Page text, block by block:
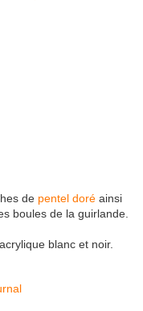
de pentel doré ainsi
boules de la guirlande.
blanc et noir.